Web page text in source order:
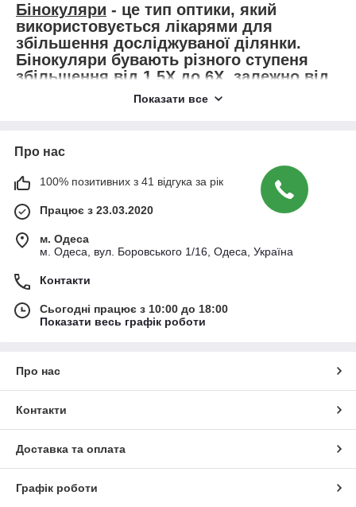
Бінокуляри - це тип оптики, який
використовується лікарями для
збільшення досліджуваної ділянки.
Бінокуляри бувають різного ступеня
збільшення від 1.5Х до 6Х, залежно від
потреб користувача.
захисних окулярів.
Детальний опис:
Медичні бінокуляри
— це оптичні
пристрої (збільшувальні окуляри) з
системою лінз, які кріпляться на голову
деталізоване зображення робочої зони,
дрібні деталі, невидимі неозброєним
оком. Вони необхідні для підвищення
стоматології, хірургії, ларингології та
інших галузях, часто оснащуються
Призначення та переваги
Точна діагностика
виявляти мікротріщини, карієс,
переломи кореня зуба та інші дрібні
Показати все
Про нас
100% позитивних з 41 відгука за рік
Працює з 23.03.2020
м. Одеса
м. Одеса, вул. Боровського 1/16, Одеса, Україна
Контакти
Сьогодні працює з 10:00 до 18:00
Показати весь графік роботи
Про нас
Контакти
Доставка та оплата
Графік роботи